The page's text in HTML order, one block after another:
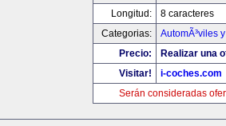
Longitud:
8 caracteres
Categorias:
AutomÃ³viles
Precio:
Realizar una
Visitar!
i-coches.com
Serán consideradas